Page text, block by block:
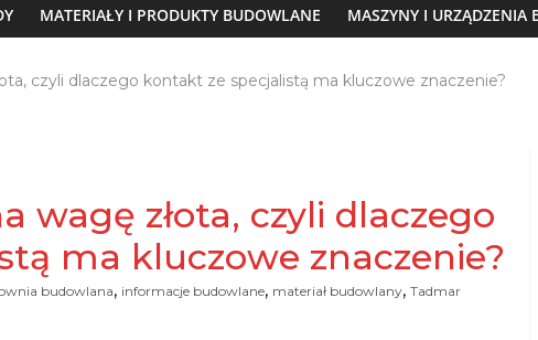
MATERIAŁY I PRODUKTY BUDOWLANE MASZYNY I URZĄDZENIA
czyli dlaczego kontakt ze specjalistą ma kluczowe znaczenie?
wagę złota, czyli dlaczego
ma kluczowe znaczenie?
budowlana, informacje budowlane, materiał budowlany, Tadmar